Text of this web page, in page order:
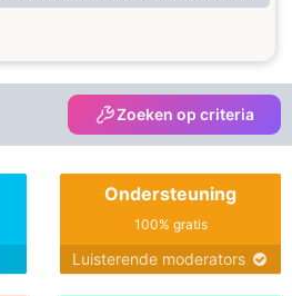
Zoeken op criteria
Ondersteuning
100% gratis
Luisterende moderators